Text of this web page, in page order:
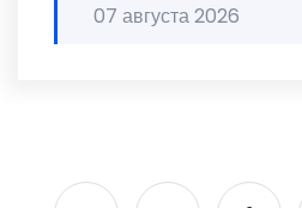
07 августа 2026